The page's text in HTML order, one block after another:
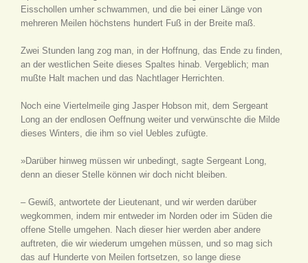
Eisschollen umher schwammen, und die bei einer Länge von
mehreren Meilen höchstens hundert Fuß in der Breite maß.
Zwei Stunden lang zog man, in der Hoffnung, das Ende zu finden,
an der westlichen Seite dieses Spaltes hinab. Vergeblich; man
mußte Halt machen und das Nachtlager Herrichten.
Noch eine Viertelmeile ging Jasper Hobson mit, dem Sergeant
Long an der endlosen Oeffnung weiter und verwünschte die Milde
dieses Winters, die ihm so viel Uebles zufügte.
»Darüber hinweg müssen wir unbedingt, sagte Sergeant Long,
denn an dieser Stelle können wir doch nicht bleiben.
– Gewiß, antwortete der Lieutenant, und wir werden darüber
wegkommen, indem mir entweder im Norden oder im Süden die
offene Stelle umgehen. Nach dieser hier werden aber andere
auftreten, die wir wiederum umgehen müssen, und so mag sich
das auf Hunderte von Meilen fortsetzen, so lange diese